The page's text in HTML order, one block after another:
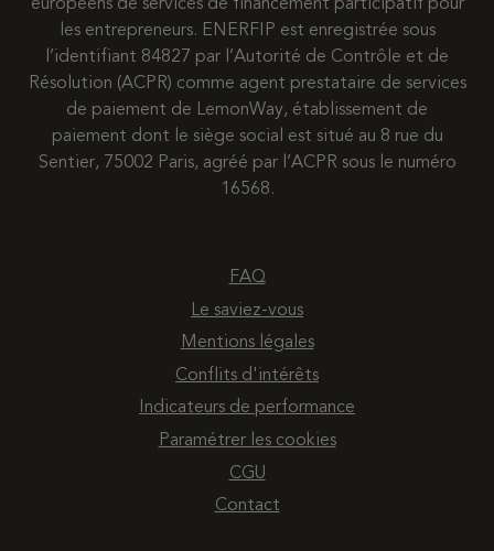
européens de services de financement participatif pour
les entrepreneurs. ENERFIP est enregistrée sous
l’identifiant 84827 par l’Autorité de Contrôle et de
Résolution (ACPR) comme agent prestataire de services
de paiement de LemonWay, établissement de
paiement dont le siège social est situé au 8 rue du
Sentier, 75002 Paris, agréé par l’ACPR sous le numéro
16568.
FAQ
Le saviez-vous
Mentions légales
Conflits d'intérêts
Indicateurs de performance
Paramétrer les cookies
CGU
Contact